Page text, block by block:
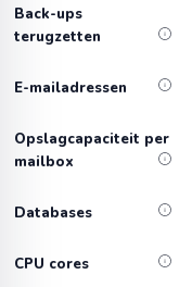
Back-ups
terugzetten
E-mailadressen
Opslagcapaciteit per
mailbox
Databases
CPU cores